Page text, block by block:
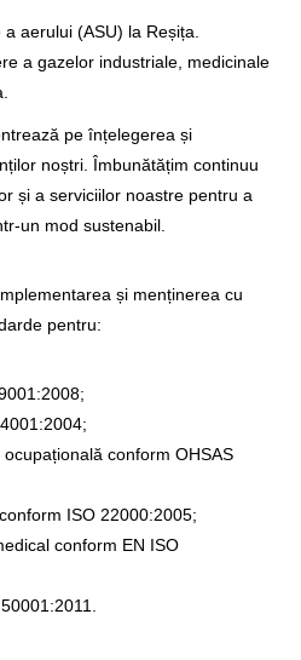
aerului (ASU) la Reșița.
a gazelor industriale, medicinale
pe înțelegerea și
noștri. Îmbunătățim continuu
și a serviciilor noastre pentru a
un mod sustenabil.
și menținerea cu
pentru:
conform OHSAS
ISO 22000:2005;
conform EN ISO